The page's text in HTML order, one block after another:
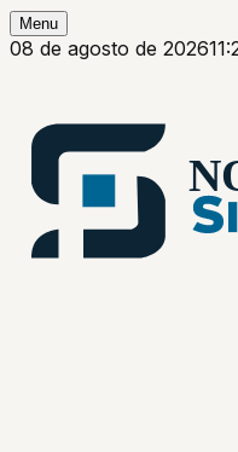
Menu
08 de agosto de 2026